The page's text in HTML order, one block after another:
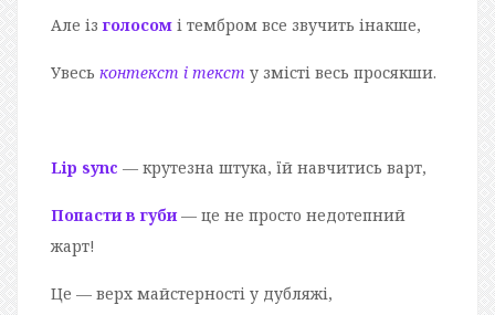
Але ізголосом і тембром все звучить інакше,
Увесь контекст і текст у змісті весь просякши.
Lip sync — крутезна штука, їй навчитись варт,
Попасти в губи— це не просто недотепний
жарт!
Це — верх майстерності у дубляжі,